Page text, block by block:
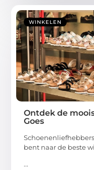
WINKELEN
Ontdek de
Goes
bent naar de beste
...